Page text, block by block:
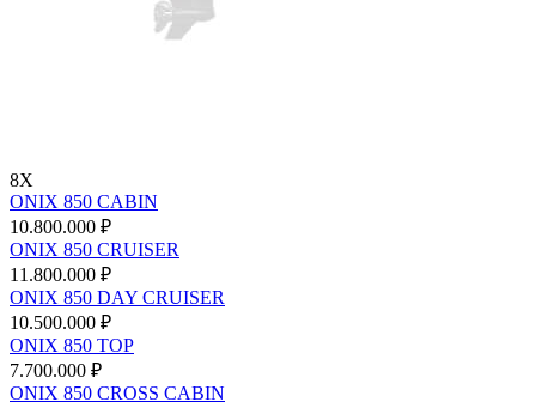
8X
ONIX 850 CABIN
10.800.000 ₽
ONIX 850 CRUISER
11.800.000 ₽
ONIX 850 DAY CRUISER
10.500.000 ₽
ONIX 850 TOP
7.700.000 ₽
ONIX 850 CROSS CABIN